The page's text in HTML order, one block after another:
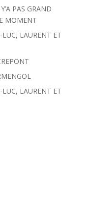
PAS GRAND
MOMENT
LAURENT ET
LAURENT ET